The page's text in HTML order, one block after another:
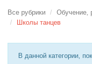
Все рубрики
Обучение,
Школы танцев
В данной категории,